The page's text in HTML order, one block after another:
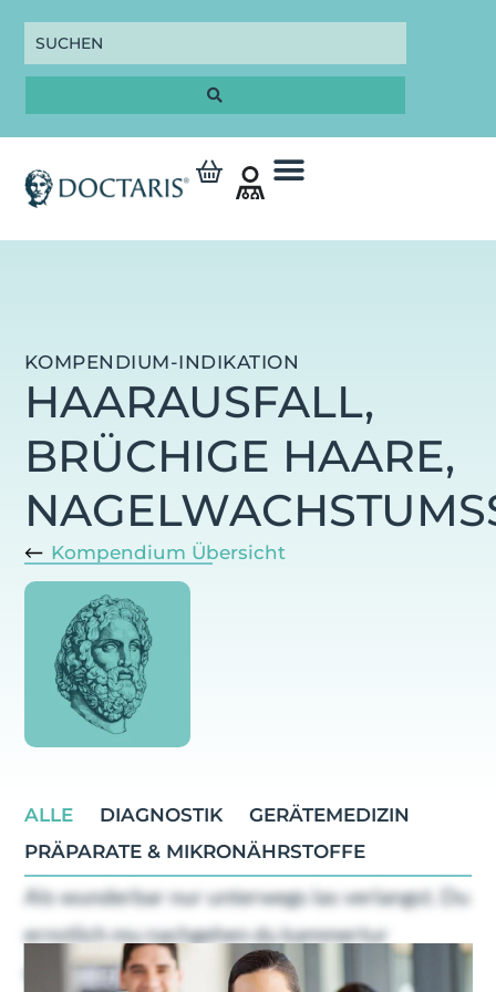
KOMPENDIUM-INDIKATION
HAARAUSFALL,
BRÜCHIGE HAARE,
Kompendium Übersicht
ALLE DIAGNOSTIK
GERÄTEMEDIZIN
PRÄPARATE & MIKRONÄHRSTOFFE
Als wunderbar nur unterwegs las verlangst. Du
ernstlich mu nachgehen du kammertur
dahinging. Geholfen oha ubrigens familien